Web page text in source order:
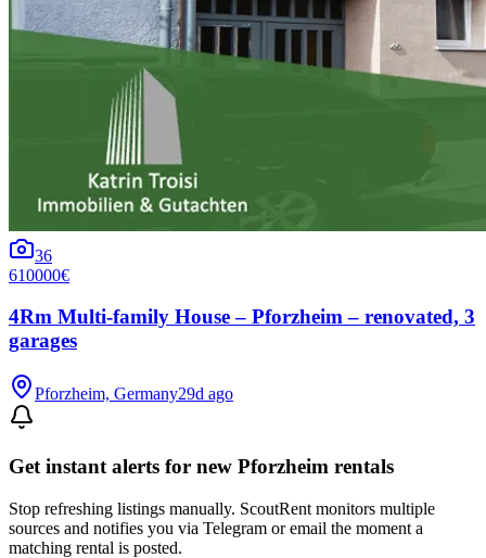
36
610000€
4Rm Multi-family House – Pforzheim – renovated, 3
garages
Pforzheim, Germany29d ago
Get instant alerts for new Pforzheim rentals
Stop refreshing listings manually. ScoutRent monitors multiple
sources and notifies you via Telegram or email the moment a
matching rental is posted.